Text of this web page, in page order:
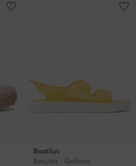
Boatilus
Basutės · Geltona